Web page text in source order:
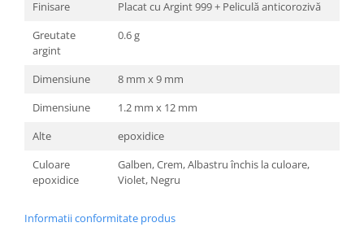
Finisare
Placat cu Argint 999 + Peliculă anticorozivă
Greutate
argint
0.6 g
Dimensiune
8 mm x 9 mm
Dimensiune
1.2 mm x 12 mm
Alte
epoxidice
Culoare
epoxidice
Galben, Crem, Albastru închis la culoare,
Violet, Negru
Informatii conformitate produs